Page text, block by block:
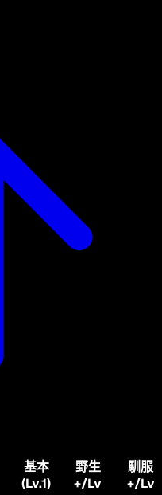
基本
(Lv.1)
野生
+/Lv
馴服
+/Lv